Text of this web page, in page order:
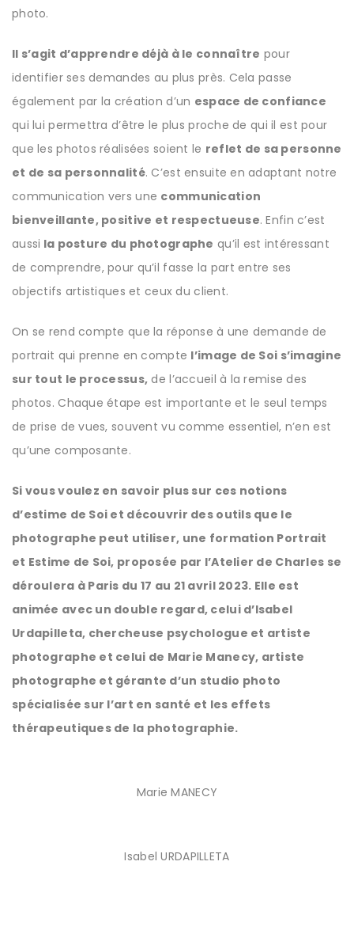
photo.
Il s’agit d’apprendre déjà à le connaître pour
identifier ses demandes au plus près. Cela passe
également par la création d’un espace de confiance
qui lui permettra d’être le plus proche de qui il est pour
que les photos réalisées soient le reflet de sa personne
et de sa personnalité. C’est ensuite en adaptant notre
communication vers une communication
bienveillante, positive et respectueuse. Enfin c’est
aussi la posture du photographe qu’il est intéressant
de comprendre, pour qu’il fasse la part entre ses
objectifs artistiques et ceux du client.
On se rend compte que la réponse à une demande de
portrait qui prenne en compte l’image de Soi s’imagine
sur tout le processus, de l’accueil à la remise des
photos. Chaque étape est importante et le seul temps
de prise de vues, souvent vu comme essentiel, n’en est
qu’une composante.
Si vous voulez en savoir plus sur ces notions
d’estime de Soi et découvrir des outils que le
photographe peut utiliser, une formation Portrait
et Estime de Soi, proposée par l’Atelier de Charles se
déroulera à Paris du 17 au 21 avril 2023. Elle est
animée avec un double regard, celui d’Isabel
Urdapilleta, chercheuse psychologue et artiste
photographe et celui de Marie Manecy, artiste
photographe et gérante d’un studio photo
spécialisée sur l’art en santé et les effets
thérapeutiques de la photographie.
Marie MANECY
Isabel URDAPILLETA